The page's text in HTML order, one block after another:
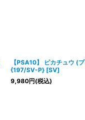
【PSA10】 ピカチュウ (
{197/SV-P} [SV]
9,980円(税込)